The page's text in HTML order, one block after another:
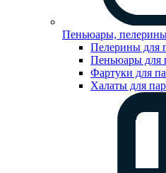
Пеньюары,
Пелерины для
Пеньюары для
Фартуки для
Халаты для